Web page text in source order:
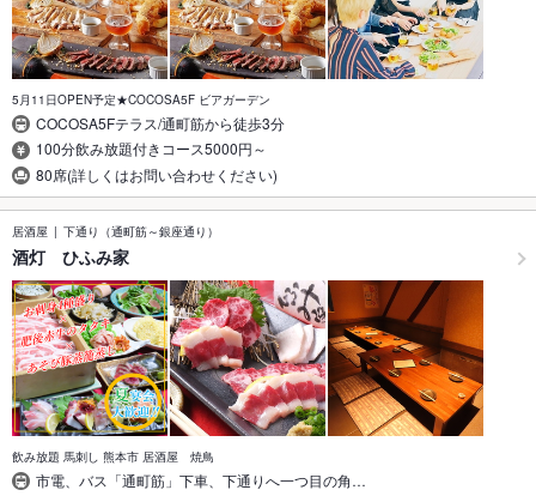
5月11日OPEN予定★COCOSA5F ビアガーデン
COCOSA5Fテラス/通町筋から徒歩3分
100分飲み放題付きコース5000円～
80席(詳しくはお問い合わせください)
居酒屋 下通り（通町筋～銀座通り）
酒灯 ひふみ家
飲み放題 馬刺し 熊本市 居酒屋 焼鳥
市電、バス「通町筋」下車、下通りへ一つ目の角…